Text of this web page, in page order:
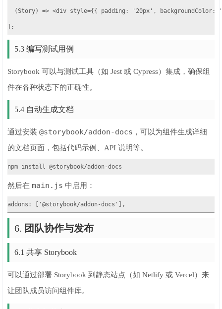
(Story) => <div style={{ padding: '20px', backgroundColor:
];
5.3 编写测试用例
Storybook 可以与测试工具（如 Jest 或 Cypress）集成，确保组
件在各种状态下的正确性。
5.4 自动生成文档
通过安装@storybook/addon-docs ，可以为组件生成详细
的文档页面，包括代码示例、API 说明等。
npm install @storybook/addon-docs
然后在main.js 中启用：
addons: ['@storybook/addon-docs'],
6. 团队协作与发布
6.1 共享 Storybook
可以通过部署 Storybook 到静态站点（如 Netlify 或 Vercel）来
让团队成员访问组件库。